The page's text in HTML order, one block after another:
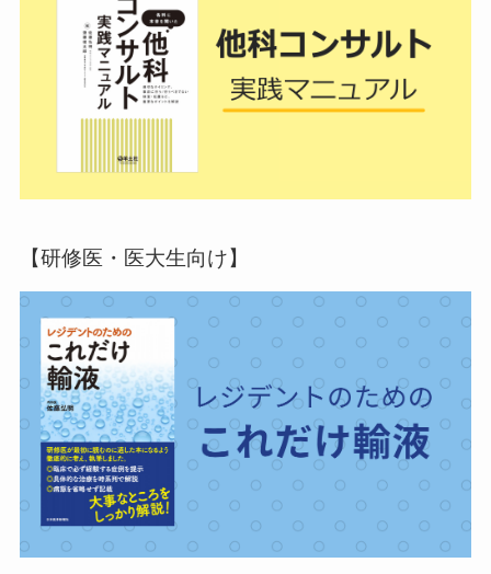
【研修医・医大生向け】